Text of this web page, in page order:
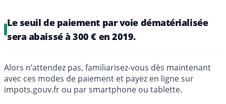
Le seuil de paiement par voie dématérialisée
sera abaissé à 300 € en 2019.
Alors n’attendez pas, familiarisez-vous dès maintenant
avec ces modes de paiement et payez en ligne sur
impots.gouv.fr ou par smartphone ou tablette.